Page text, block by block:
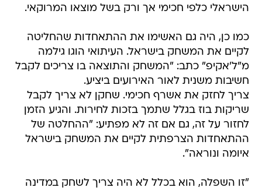
הישראלי כלפי חכימי אך ורק בשל מוצאו המרוקאי.
כמו כן, היה גם האשימו את ההתאחדות שהחליטה
לקיים את המשחק בישראל. העיתואי הוגו גילמה
מ"ל'אקיפ" כתב: "המשחק והתוצאה בו צריכים לקבל
חשיבות משנית לאור האירועים ביציע.
צריך לחזק את אשרף חכימי. שחקן לא צריך לקבל
שריקות בוז בגלל שתמך בזכות לחירות. והגיע הזמן
לחזור על זה, גם אם זה לא מפתיע: "ההחלטה של
ההתאחדות הצרפתית לקיים את המשחק בישראל
איומה ונוראה".
"זו השפלה, הוא בכלל לא היה צריך לשחק במדינה